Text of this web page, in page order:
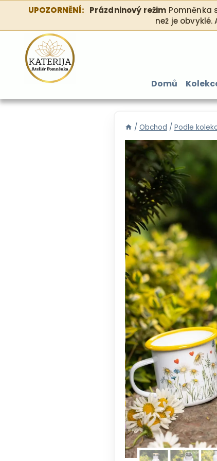
Přeskočit
obsah
UPOZORNĚNÍ: Prázdninový režim Pomněnka
než je
Domů
/ Obchod / Podle